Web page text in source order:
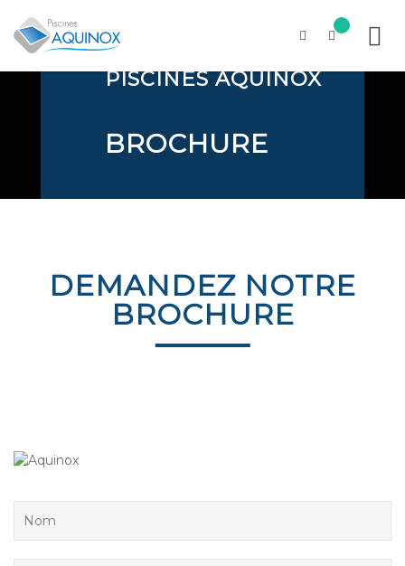
PISCINES AQUINOX
BROCHURE
DEMANDEZ NOTRE
BROCHURE